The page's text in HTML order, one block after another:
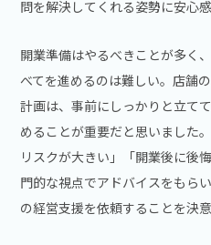
問を解決してくれる姿勢に安心
開業準備はやるべきことが多く
べてを進めるのは難しい。店舗
計画は、事前にしっかりと立て
めることが重要だと思いました
リスクが大きい」「開業後に後
門的な視点でアドバイスをもら
の経営支援を依頼することを決意